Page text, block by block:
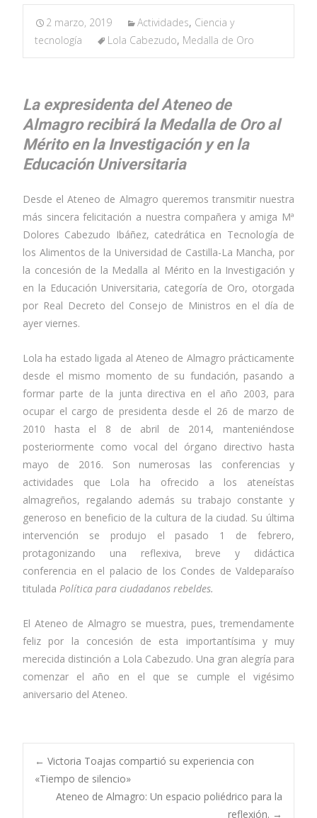
2 marzo, 2019 Actividades, Ciencia y
tecnología
Lola Cabezudo, Medalla de Oro
La expresidenta del Ateneo de
Almagro recibirá la Medalla de Oro al
Mérito en la Investigación y en la
Educación Universitaria
Desde el Ateneo de Almagro queremos transmitir nuestra
más sincera felicitación a nuestra compañera y amiga Mª
Dolores Cabezudo Ibáñez, catedrática en Tecnología de
los Alimentos de la Universidad de Castilla-La Mancha, por
la concesión de la Medalla al Mérito en la Investigación y
en la Educación Universitaria, categoría de Oro, otorgada
por Real Decreto del Consejo de Ministros en el día de
ayer viernes.
Lola ha estado ligada al Ateneo de Almagro prácticamente
desde el mismo momento de su fundación, pasando a
formar parte de la junta directiva en el año 2003, para
ocupar el cargo de presidenta desde el 26 de marzo de
2010 hasta el 8 de abril de 2014, manteniéndose
posteriormente como vocal del órgano directivo hasta
mayo de 2016. Son numerosas las conferencias y
actividades que Lola ha ofrecido a los ateneístas
almagreños, regalando además su trabajo constante y
generoso en beneficio de la cultura de la ciudad. Su última
intervención se produjo el pasado 1 de febrero,
protagonizando una reflexiva, breve y didáctica
conferencia en el palacio de los Condes de Valdeparaíso
titulada Política para ciudadanos rebeldes.
El Ateneo de Almagro se muestra, pues, tremendamente
feliz por la concesión de esta importantísima y muy
merecida distinción a Lola Cabezudo. Una gran alegría para
comenzar el año en el que se cumple el vigésimo
aniversario del Ateneo.
← Victoria Toajas compartió su experiencia con
«Tiempo de silencio»
Ateneo de Almagro: Un espacio poliédrico para la
reflexión. →